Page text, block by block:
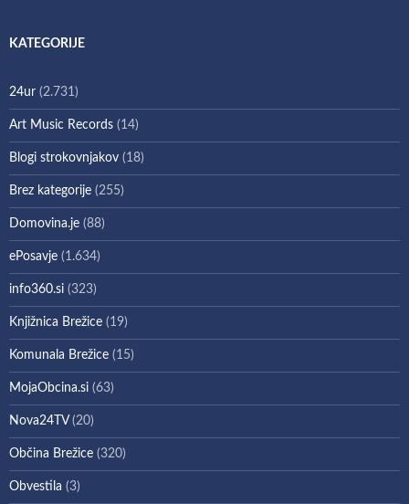
KATEGORIJE
24ur (2.731)
Art Music Records (14)
Blogi strokovnjakov (18)
Brez kategorije (255)
Domovina.je (88)
ePosavje (1.634)
info360.si (323)
Knjižnica Brežice (19)
Komunala Brežice (15)
MojaObcina.si (63)
Nova24TV(20)
Občina Brežice (320)
Obvestila (3)